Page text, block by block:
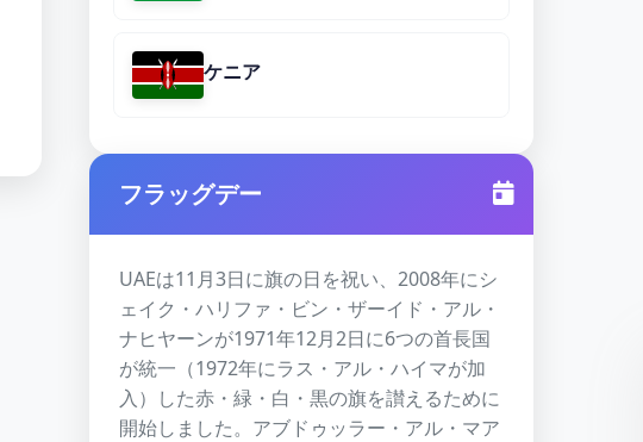
ケニア
フラッグデー
UAEは11月3日に旗の日を祝い、2008年にシ
ェイク・ハリファ・ビン・ザーイド・アル・
ナヒヤーンが1971年12月2日に6つの首長国
が統一（1972年にラス・アル・ハイマが加
入）した赤・緑・白・黒の旗を讃えるために
開始しました。アブドゥッラー・アル・マア